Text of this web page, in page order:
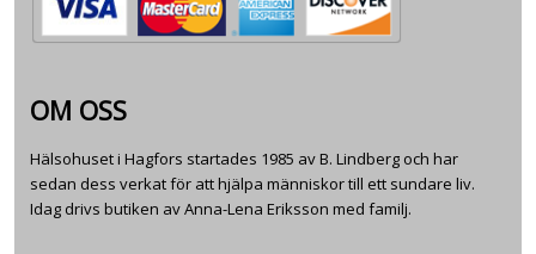
OM OSS
Hälsohuset i Hagfors startades 1985 av B. Lindberg och har
sedan dess verkat för att hjälpa människor till ett sundare liv.
Idag drivs butiken av Anna-Lena Eriksson med familj.